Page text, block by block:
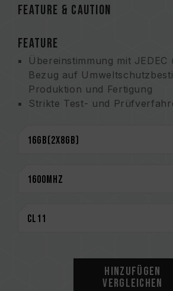
FEATURE & CAUTION
FEATURE
Übereinstimmung mit JEDEC
Bezug auf
Produktion und Fertigung
Strikte Test- und
Hinzufügen
Vergleichen